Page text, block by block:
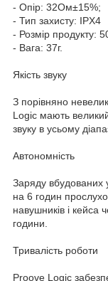
- Опір: 32Ом±15%;
- Тип захисту: IPX4
- Розмір продукту:
- Вага: 37г.
Якість звуку
З порівняно
Logic мають великий
звуку в усьому
Автономність
Заряду вбудованих
на 6 годин
навушників і кейса
години.
Тривалість роботи
Proove Logic